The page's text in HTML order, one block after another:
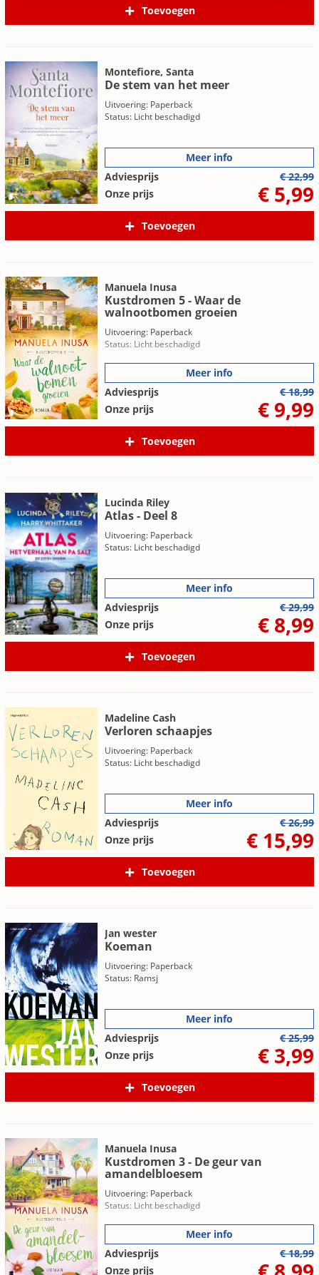
Toevoegen
Montefiore, Santa
De stem van het meer
Uitvoering: Paperback
Status: Licht beschadigd
Meer info
Adviesprijs
€ 22,99
Onze prijs
€ 5,99
Toevoegen
Manuela Inusa
Kustdromen 5 - Waar de
walnootbomen groeien
Uitvoering: Paperback
Status: Licht beschadigd
Meer info
Adviesprijs
€ 18,99
Onze prijs
€ 9,99
Toevoegen
Lucinda Riley
Atlas - Deel 8
Uitvoering: Paperback
Status: Licht beschadigd
Meer info
Adviesprijs
€ 29,99
Onze prijs
€ 8,99
Toevoegen
Madeline Cash
Verloren schaapjes
Uitvoering: Paperback
Status: Licht beschadigd
Meer info
Adviesprijs
€ 26,99
Onze prijs
€ 15,99
Toevoegen
Jan wester
Koeman
Uitvoering: Paperback
Status: Ramsj
Meer info
Adviesprijs
€ 25,99
Onze prijs
€ 3,99
Toevoegen
Manuela Inusa
Kustdromen 3 - De geur van
amandelbloesem
Uitvoering: Paperback
Status: Licht beschadigd
Meer info
Adviesprijs
€ 18,99
Onze prijs